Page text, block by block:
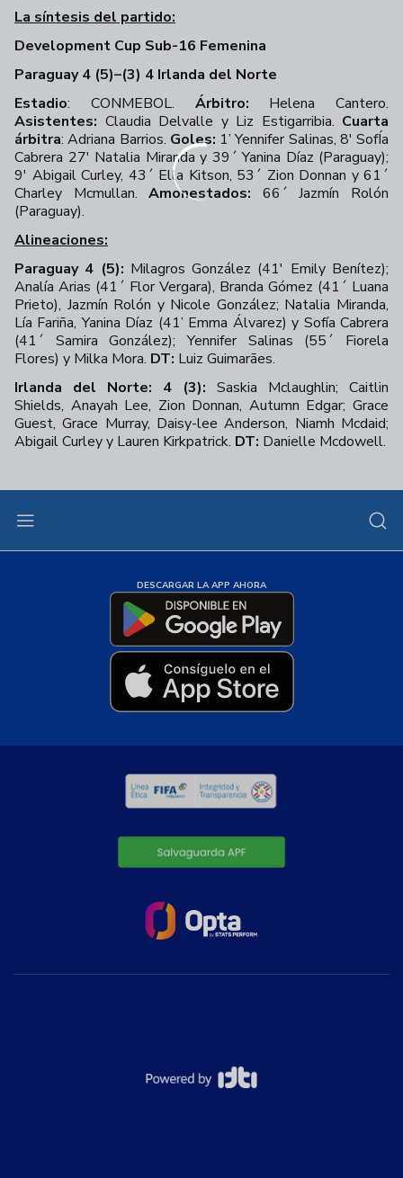
La síntesis del partido:
Development Cup Sub-16 Femenina
Paraguay 4 (5)–(3) 4 Irlanda del Norte
Estadio: CONMEBOL. Árbitro: Helena Cantero.
Asistentes: Claudia Delvalle y Liz Estigarribia. Cuarta
árbitra: Adriana Barrios. Goles: 1’ Yennifer Salinas, 8' SofÍa
Cabrera 27' Natalia Miranda y 39´ Yanina Díaz (Paraguay);
9' Abigail Curley, 43´ Ella Kitson, 53´ Zion Donnan y 61´
Charley Mcmullan.Amonestados: 66´ Jazmín Rolón
(Paraguay).
Alineaciones:
Paraguay 4 (5): Milagros González (41' Emily Benítez);
Analía Arias (41´ Flor Vergara), Branda Gómez (41´ Luana
Prieto), Jazmín Rolón y Nicole González; Natalia Miranda,
Lía Fariña, Yanina Díaz (41’ Emma Álvarez) y Sofía Cabrera
(41´ Samira González); Yennifer Salinas (55´ Fiorela
Flores) y Milka Mora. DT: Luiz Guimarães.
Irlanda del Norte: 4 (3): Saskia Mclaughlin; Caitlin
Shields, Anayah Lee, Zion Donnan, Autumn Edgar; Grace
Guest, Grace Murray, Daisy-lee Anderson, Niamh Mcdaid;
Abigail Curley y Lauren Kirkpatrick. DT: Danielle Mcdowell.
DESCARGAR LA APP AHORA